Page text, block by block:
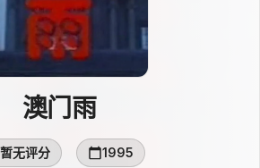
澳门雨
暂无评分 1995